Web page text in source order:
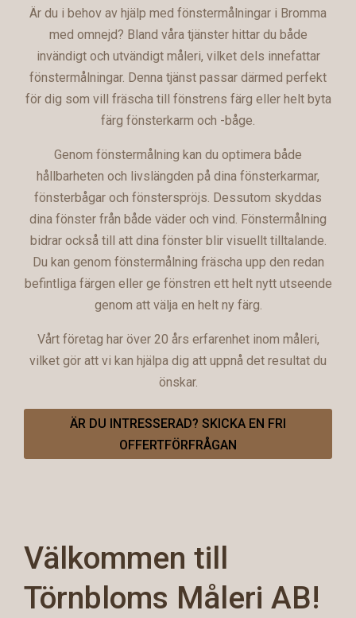
Är du i behov av hjälp med fönstermålningar i Bromma
med omnejd? Bland våra tjänster hittar du både
invändigt och utvändigt måleri, vilket dels innefattar
fönstermålningar. Denna tjänst passar därmed perfekt
för dig som vill fräscha till fönstrens färg eller helt byta
färg fönsterkarm och -båge.
Genom fönstermålning kan du optimera både
hållbarheten och livslängden på dina fönsterkarmar,
fönsterbågar och fönsterspröjs. Dessutom skyddas
dina fönster från både väder och vind. Fönstermålning
bidrar också till att dina fönster blir visuellt tilltalande.
Du kan genom fönstermålning fräscha upp den redan
befintliga färgen eller ge fönstren ett helt nytt utseende
genom att välja en helt ny färg.
Vårt företag har över 20 års erfarenhet inom måleri,
vilket gör att vi kan hjälpa dig att uppnå det resultat du
önskar.
ÄR DU INTRESSERAD? SKICKA EN FRI
OFFERTFÖRFRÅGAN
Välkommen till
Törnbloms Måleri AB!